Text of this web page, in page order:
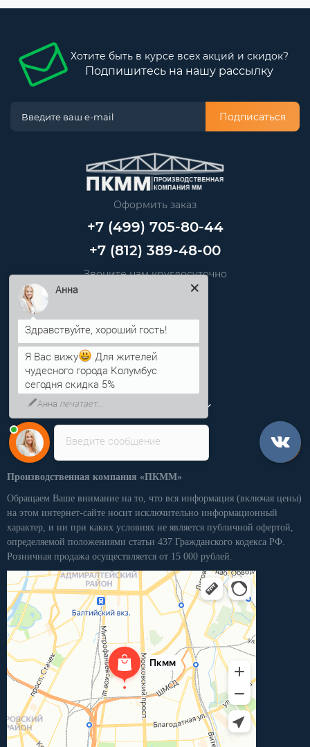
Хотите быть в курсе всех акций и скидок?
Подпишитесь на нашу рассылку
Подписаться
Оформить заказ
+7 (499) 705-80-44
+7 (812) 389-48-00
Звоните нам круглосуточно
info@pkmm.ru
Информация
Категории
Личный кабинет
Производственная компания «ПКММ»
Обращаем Ваше внимание на то, что вся информация (включая цены)
на этом интернет-сайте носит исключительно информационный
характер, и ни при каких условиях не является публичной офертой,
определяемой положениями статьи 437 Гражданского кодекса РФ.
Розничная продажа осуществляется от 15 000 рублей.
Введите сообщение
Здравствуйте, хороший гость!
Я Вас вижу
Для жителей
чудесного города Колумбус
сегодня скидка 5%